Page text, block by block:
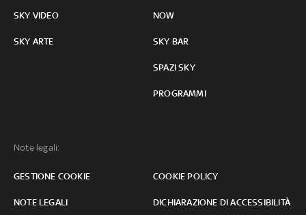
SKY VIDEO
SKY ARTE
NOW
SKY BAR
SPAZI SKY
PROGRAMMI
Note legali:
GESTIONE COOKIE COOKIE POLICY
NOTE LEGALI DICHIARAZIONE DI ACCESSIBILITÀ